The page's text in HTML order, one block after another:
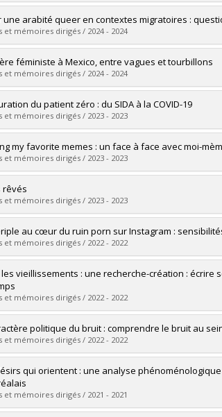
le document dans Papyrus
:Fortier, Gabrielle
Master's
:M. Sc.
le document dans Papyrus
une arabité queer en contextes migratoires :
et mémoires dirigés / 2024 - 2024
:Bouqentar, Lamiae
Doctoral
:Ph. D.
le document dans Papyrus
féministe à Mexico, entre vagues et tourbillons
et mémoires dirigés / 2024 - 2024
:Villarreal Herrera, Mariana
Master's
:M. Sc.
le document dans Papyrus
du patient zéro : du SIDA à la COVID-19
et mémoires dirigés / 2023 - 2023
:Comtois, Maxime
Master's
:M. Sc.
le document dans Papyrus
my favorite memes : un face à face avec moi-
et mémoires dirigés / 2023 - 2023
:Djankou Ngamaleu, André
Master's
:M. Sc.
le document dans Papyrus
rêvés
et mémoires dirigés / 2023 - 2023
:François, Agathe
Doctoral
:Ph. D.
le document dans Papyrus
au cœur du ruin porn sur Instagram :
et mémoires dirigés / 2022 - 2022
:Pilon, Julianne
Master's
:M. Sc.
le document dans Papyrus
les vieillissements : une recherche-création : écrire
et mémoires dirigés / 2022 - 2022
:Bellerive, Karine
Doctoral
:Ph. D.
le document dans Papyrus
politique du bruit : comprendre le bruit au
et mémoires dirigés / 2022 - 2022
:Lévesque-Filiatreault, Élodie
Master's
:M. Sc.
le document dans Papyrus
qui orientent : une analyse
et mémoires dirigés / 2021 - 2021